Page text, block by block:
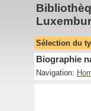
Sélection du
Biographie
Navigation: